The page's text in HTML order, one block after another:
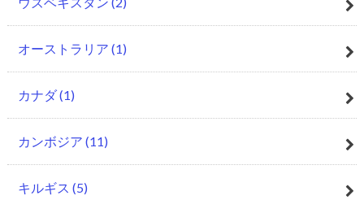
オーストラリア (1)
カナダ(1)
カンボジア (11)
キルギス (5)